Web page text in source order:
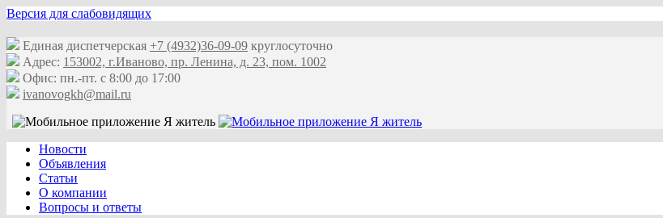
Версия для слабовидящих
Единая диспетчерская +7 (4932)36-09-09 круглосуточно
Адрес: 153002, г.Иваново, пр. Ленина, д. 23, пом. 1002
Офис: пн.-пт. с 8:00 до 17:00
ivanovogkh@mail.ru
Новости
Объявления
Статьи
О компании
Вопросы и ответы